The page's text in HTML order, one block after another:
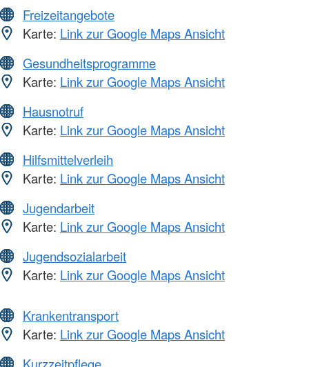
Freizeitangebote
Karte: Link zur Google Maps Ansicht
Gesundheitsprogramme
Karte: Link zur Google Maps Ansicht
Hausnotruf
Karte: Link zur Google Maps Ansicht
Hilfsmittelverleih
Karte: Link zur Google Maps Ansicht
Jugendarbeit
Karte: Link zur Google Maps Ansicht
Jugendsozialarbeit
Karte: Link zur Google Maps Ansicht
Krankentransport
Karte: Link zur Google Maps Ansicht